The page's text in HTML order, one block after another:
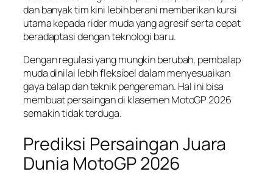
dan banyak tim kini lebih berani memberikan kursi
utama kepada rider muda yang agresif serta cepat
beradaptasi dengan teknologi baru.
Dengan regulasi yang mungkin berubah, pembalap
muda dinilai lebih fleksibel dalam menyesuaikan
gaya balap dan teknik pengereman. Hal ini bisa
membuat persaingan di klasemen MotoGP 2026
semakin tidak terduga.
Prediksi Persaingan Juara
Dunia MotoGP 2026